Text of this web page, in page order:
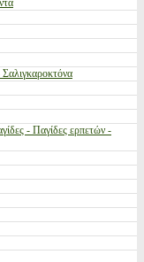
- Παγίδες ερπετών -